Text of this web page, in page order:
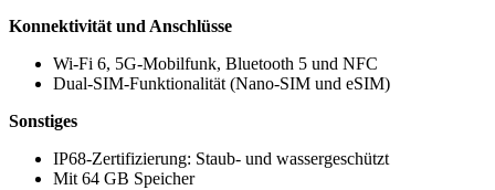
Konnektivität und Anschlüsse
Wi-Fi 6, 5G-Mobilfunk, Bluetooth 5 und NFC
Dual-SIM-Funktionalität (Nano-SIM und eSIM)
Sonstiges
IP68-Zertifizierung: Staub- und wassergeschützt
Mit 64 GB Speicher